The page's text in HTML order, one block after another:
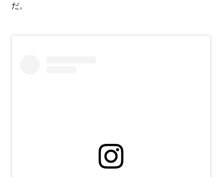
だ。